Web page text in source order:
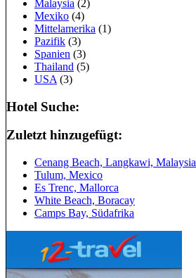
Malaysia (2)
Mexiko (4)
Mittelamerika (1)
Pazifik (3)
Spanien (3)
Thailand (5)
USA (3)
Hotel Suche:
Zuletzt hinzugefügt:
Cenang Beach, Langkawi, Malaysia
Tulum, Mexico
Es Trenc, Mallorca
White Beach, Boracay
Camps Bay, Südafrika